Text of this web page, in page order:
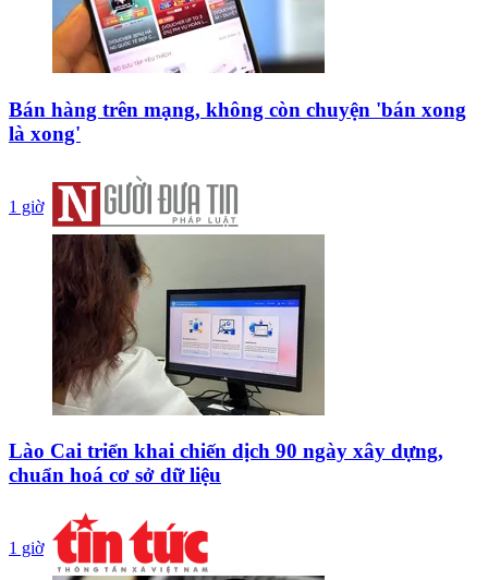
Bán hàng trên mạng, không còn chuyện 'bán xong
là xong'
1 giờ
Lào Cai triển khai chiến dịch 90 ngày xây dựng,
chuẩn hoá cơ sở dữ liệu
1 giờ